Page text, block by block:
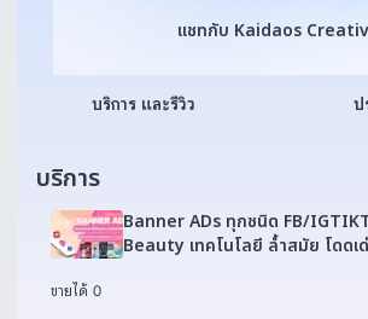
แชทกับ Kaidaos
แชทกับ Kaidaos
บริการ และรีวิว ป
บริการ
Banner ADs ทุกชนิด FB/
Beauty เทคโนโลยี ล้ำสมัย โดดเ
ขายได้ 0